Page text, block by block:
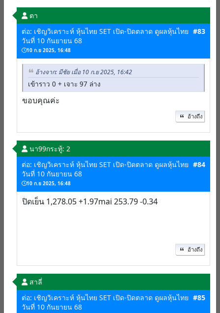
ตา
ต่อ: เชิญวิเคราะห์ หุ้นไทย SET เปิด-ปิดตลาด ดูผลหุ้นไทย
วันที่ 10 กันยายน 68
10 ก.ย 2025, 16:48
#83
อ้างจาก: มีชัย เมื่อ 10 ก.ย 2025, 16:42
เข้าราว 0 + เจาะ 97 ล่าง
ขอบคุณค่ะ
อ้างถึง
นา99กระทู้: 2
ต่อ: เชิญวิเคราะห์ หุ้นไทย SET เปิด-ปิดตลาด ดูผลหุ้นไทย
วันที่ 10 กันยายน 68
10 ก.ย 2025, 16:48
#84
ปิดเย็น 1,278.05 +1.97mai 253.79 -0.34
อ้างถึง
สาลี่
ต่อ: เชิญวิเคราะห์ หุ้นไทย SET เปิด-ปิดตลาด ดูผลหุ้นไทย
วันที่ 10 กันยายน 68
#85